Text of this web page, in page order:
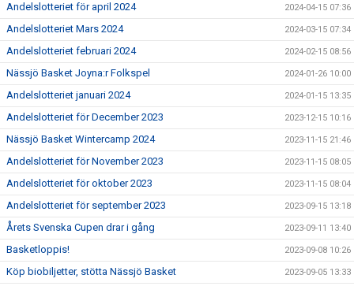
Andelslotteriet för april 2024 2024-04-15 07:36
Andelslotteriet Mars 2024 2024-03-15 07:34
Andelslotteriet februari 2024 2024-02-15 08:56
Nässjö Basket Joyna:r Folkspel 2024-01-26 10:00
Andelslotteriet januari 2024 2024-01-15 13:35
Andelslotteriet för December 2023 2023-12-15 10:16
Nässjö Basket Wintercamp 2024 2023-11-15 21:46
Andelslotteriet för November 2023 2023-11-15 08:05
Andelslotteriet för oktober 2023 2023-11-15 08:04
Andelslotteriet för september 2023 2023-09-15 13:18
Årets Svenska Cupen drar i gång 2023-09-11 13:40
Basketloppis! 2023-09-08 10:26
Köp biobiljetter, stötta Nässjö Basket 2023-09-05 13:33